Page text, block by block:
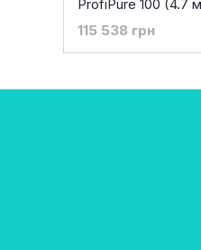
ProfiPure 100 (4.7
115 538 грн